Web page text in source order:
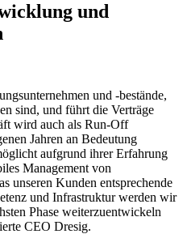
und
und -bestände,
sind, und führt die Verträge
wird auch als Run-Off
Jahren an Bedeutung
aufgrund ihrer Erfahrung
Management von
unseren Kunden entsprechende
und Infrastruktur werden wir
Phase weiterzuentwickeln
CEO Dresig.